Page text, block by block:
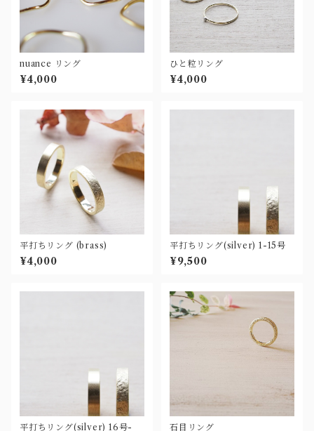
nuance リング
¥4,000
ひと粒リング
¥4,000
平打ちリング (brass)
¥4,000
平打ちリング(silver) 1-15号
¥9,500
平打ちリング(silver) 16号- 石目リング